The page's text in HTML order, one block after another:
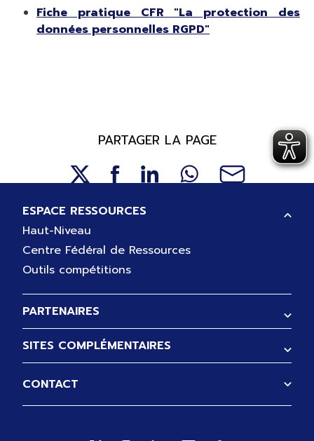
Fiche pratique CFR "La protection des
données personnelles RGPD"
PARTAGER LA PAGE
Pied de page
ESPACE RESSOURCES
Haut-Niveau
Centre Fédéral de Ressources
Outils compétitions
PARTENAIRES
SITES COMPLÉMENTAIRES
CONTACT